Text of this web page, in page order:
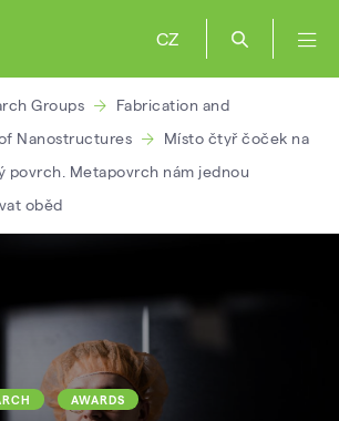
CZ
Groups
Fabrication and
Nanostructures
Místo čtyř čoček na
povrch. Metapovrch nám jednou
oběd
AWARDS